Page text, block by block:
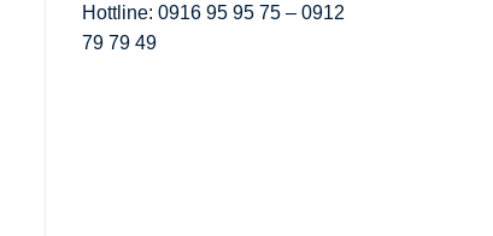
Hottline: 0916 95 95 75 – 0912
79 79 49